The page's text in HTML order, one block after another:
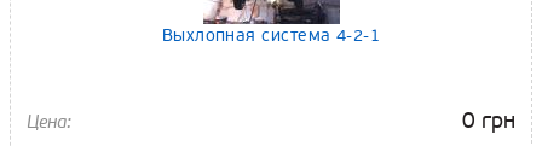
Выхлопная система 4-2-1
0 грн